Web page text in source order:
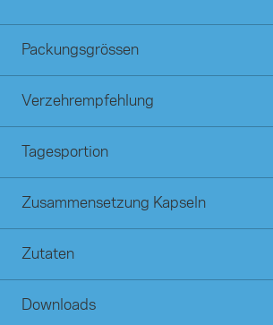
Packungsgrössen
Verzehrempfehlung
Tagesportion
Zusammensetzung Kapseln
Zutaten
Downloads